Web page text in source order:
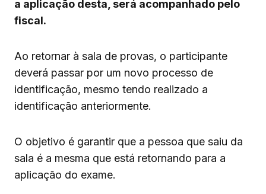
a aplicação desta, será acompanhado pelo
fiscal.
Ao retornar à sala de provas, o participante
deverá passar por um novo processo de
identificação, mesmo tendo realizado a
identificação anteriormente.
O objetivo é garantir que a pessoa que saiu da
sala é a mesma que está retornando para a
aplicação do exame.